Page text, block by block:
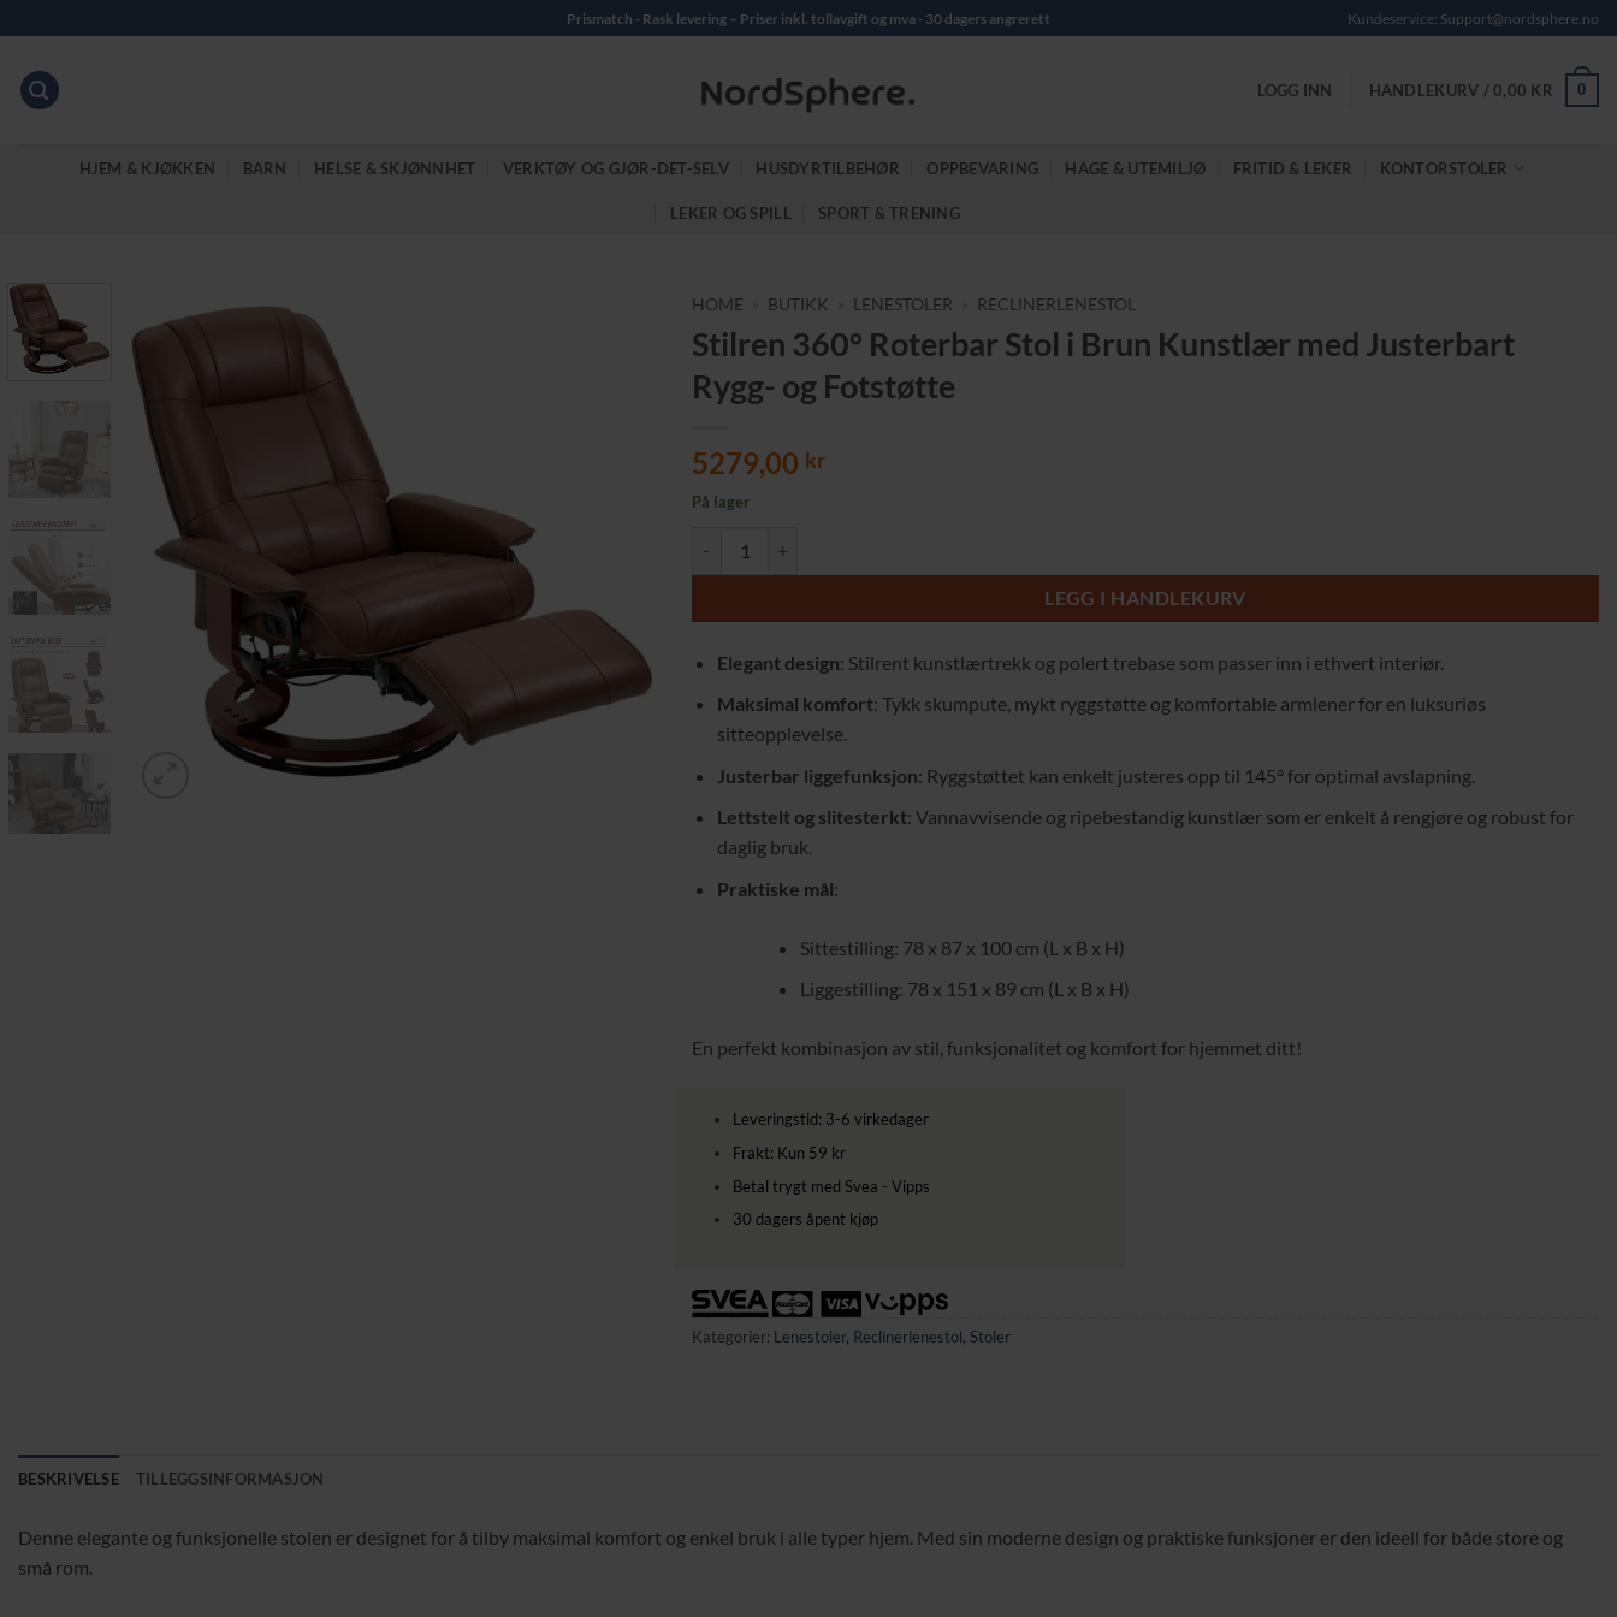
to
content
Prismatch - Rask levering – Priser inkl. tollavgift og mva - 30 dagers angrerett Kundeservice: Support@nordsphere.no
LOGG INN HANDLEKURV /0,00 KR 0
HJEM & KJØKKEN BARN HELSE & SKJØNNHET VERKTØY OG GJØR-DET-SELV HUSDYRTILBEHØR OPPBEVARING HAGE & UTEMILJØ FRITID & LEKER KONTORSTOLER
LEKER OG SPILL SPORT & TRENING
HOME BUTIKK LENESTOLER RECLINERLENESTOL
Stilren 360° Roterbar Stol i Brun Kunstlær med Justerbart
Rygg- og Fotstøtte
5279,00 kr
På lager
LEGG I HANDLEKURV
Elegant design: Stilrent kunstlærtrekk og polert trebase som passer inn i ethvert interiør.
Maksimal komfort: Tykk skumpute, mykt ryggstøtte og komfortable armlener for en luksuriøs
sitteopplevelse.
Justerbar liggefunksjon: Ryggstøttet kan enkelt justeres opp til 145° for optimal avslapning.
Lettstelt og slitesterkt: Vannavvisende og ripebestandig kunstlær som er enkelt å rengjøre og robust for
daglig bruk.
Praktiske mål:
Sittestilling: 78 x 87 x 100 cm (L x B x H)
Liggestilling: 78 x 151 x 89 cm (L x B x H)
En perfekt kombinasjon av stil, funksjonalitet og komfort for hjemmet ditt!
Leveringstid: 3-6 virkedager
Frakt: Kun 59 kr
Betal trygt med Svea - Vipps
30 dagers åpent kjøp
Kategorier: Lenestoler, Reclinerlenestol, Stoler
BESKRIVELSE TILLEGGSINFORMASJON
Denne elegante og funksjonelle stolen er designet for å tilby maksimal komfort og enkel bruk i alle typer hjem. Med sin moderne design og praktiske funksjoner er den ideell for både store og
små rom.